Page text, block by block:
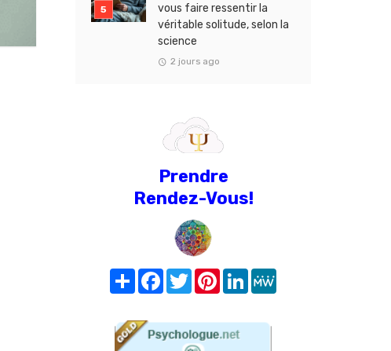
vous faire ressentir la
véritable solitude, selon la
science
2 jours ago
Prendre
Rendez-Vous!
Share FacebookTwitterPinterest
LinkedIn